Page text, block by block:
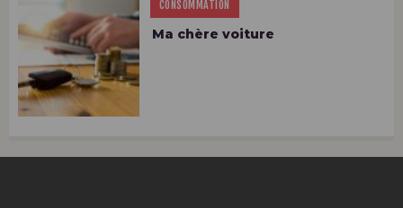
CONSOMMATION
Ma chère voiture